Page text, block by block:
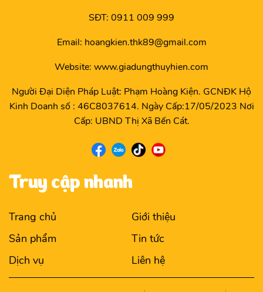
SĐT: 0911 009 999
Email: hoangkien.thk89@gmail.com
Website: www.giadungthuyhien.com
Người Đại Diện Pháp Luật: Phạm Hoàng Kiện. GCNĐK Hộ
Kinh Doanh số : 46C8037614. Ngày Cấp:17/05/2023 Nơi
Cấp: UBND Thị Xã Bến Cát.
Truy cập nhanh
Trang chủ
Giới thiệu
Sản phẩm
Tin tức
Dịch vụ
Liên hệ